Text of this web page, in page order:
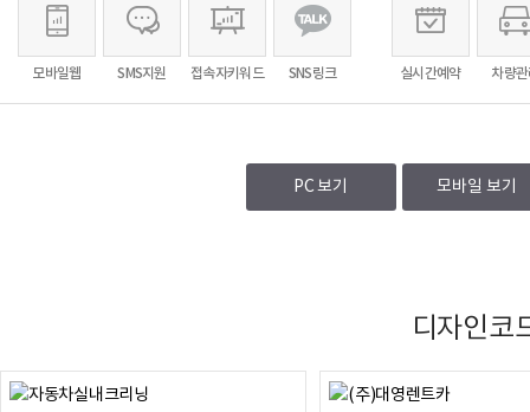
모바일웹 SMS지원 접속자키워드 SNS링크 실시간예약 차량
PC 보기 모바일 보기
디자인코